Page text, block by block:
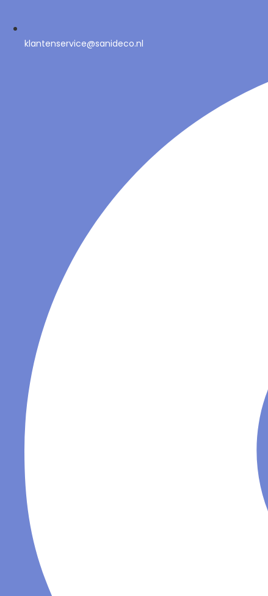
klantenservice@sanideco.nl